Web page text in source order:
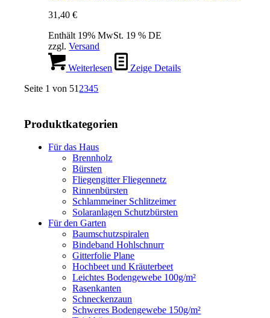
31,40€
Enthält 19% MwSt. 19 % DE
zzgl.Versand
Weiterlesen
Zeige Details
Seite 1 von 51 2345
Produktkategorien
Für das Haus
Brennholz
Bürsten
Fliegengitter Fliegennetz
Rinnenbürsten
Schlammeiner Schlitzeimer
Solaranlagen Schutzbürsten
Für den Garten
Baumschutzspiralen
Bindeband Hohlschnurr
Gitterfolie Plane
Hochbeet und Kräuterbeet
Leichtes Bodengewebe 100g/m²
Rasenkanten
Schneckenzaun
Schweres Bodengewebe 150g/m²